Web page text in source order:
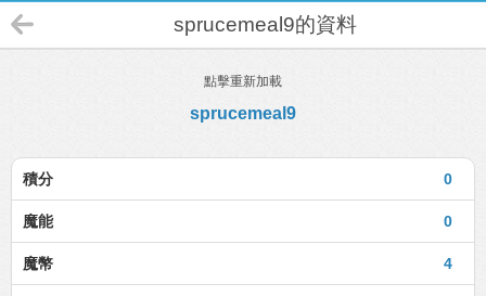
sprucemeal9的資料
點擊重新加載
sprucemeal9
0
積分
0
魔能
4
魔幣